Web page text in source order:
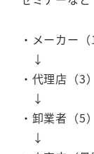
・メーカー（1
↓
・代理店（3）
↓
・卸業者（5）
↓